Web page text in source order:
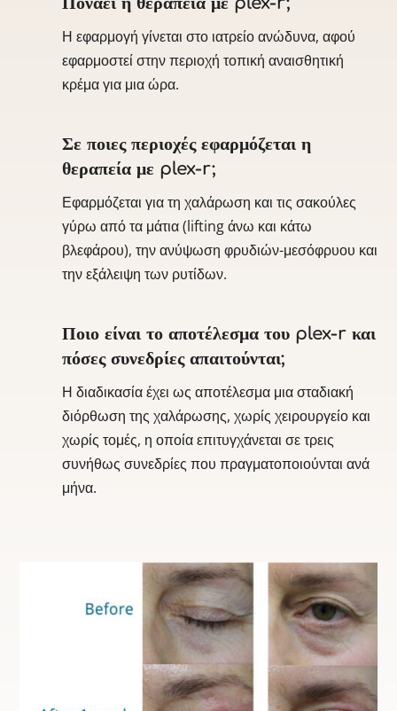
Η εφαρμογή γίνεται στο ιατρείο ανώδυνα, αφού
εφαρμοστεί στην περιοχή τοπική αναισθητική
κρέμα για μια ώρα.
Σε ποιες περιοχές εφαρμόζεται η
θεραπεία με plex-r;
Εφαρμόζεται για τη χαλάρωση και τις σακούλες
γύρω από τα μάτια (lifting άνω και κάτω
βλεφάρου), την ανύψωση φρυδιών-μεσόφρυου και
την εξάλειψη των ρυτίδων.
Ποιο είναι το αποτέλεσμα του plex-r και
πόσες συνεδρίες απαιτούνται;
Η διαδικασία έχει ως αποτέλεσμα μια σταδιακή
διόρθωση της χαλάρωσης, χωρίς χειρουργείο και
χωρίς τομές, η οποία επιτυγχάνεται σε τρεις
συνήθως συνεδρίες που πραγματοποιούνται ανά
μήνα.